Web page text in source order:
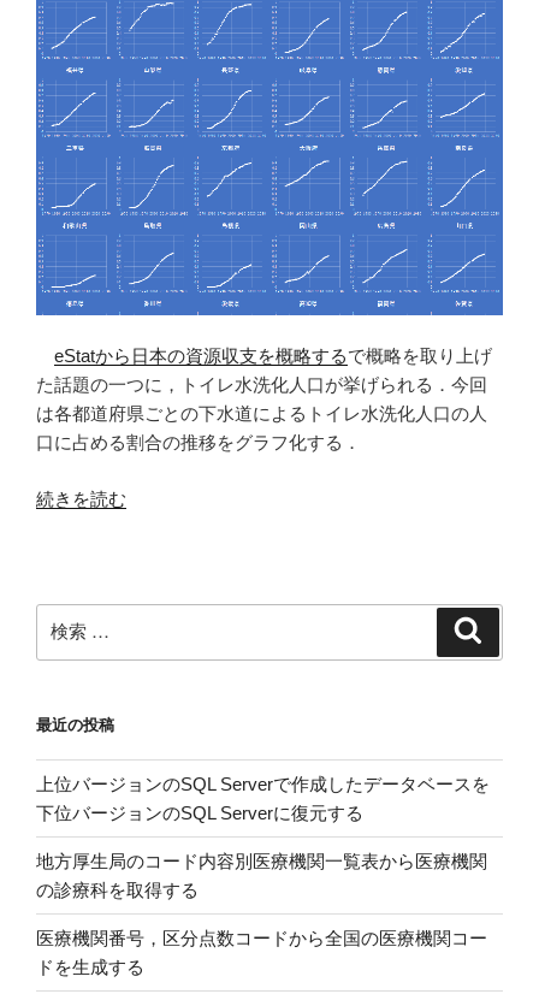
の
eStatから日本の資源収支を概略するで概略を取り上げ
た話題の一つに，トイレ水洗化人口が挙げられる．今回
は各都道府県ごとの下水道によるトイレ水洗化人口の人
口に占める割合の推移をグラフ化する．
“都
ご
と
水
道
に
よ
る
ト
イ
レ
水
洗
続きを読む
索:
最近の投稿
上位バージョンのSQL Serverで作成したデータベースを
下位バージョンのSQL Serverに復元する
地方厚生局のコード内容別医療機関一覧表から医療機関
の診療科を取得する
医療機関番号，区分点数コードから全国の医療機関コー
ドを生成する